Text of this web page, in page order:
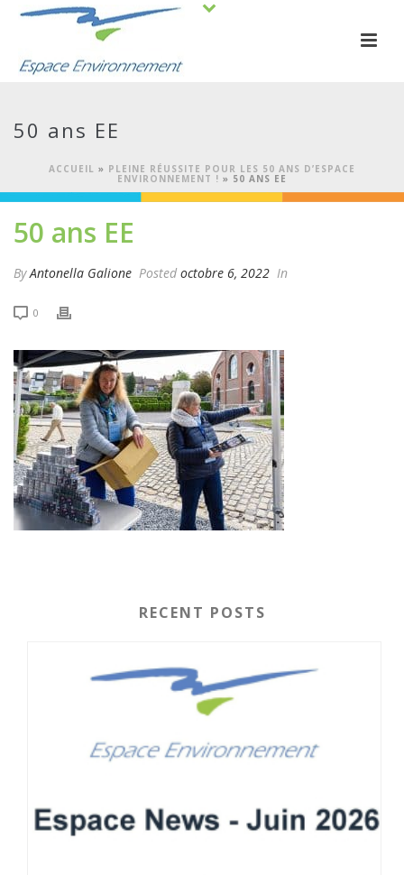
50 ans EE
ACCUEIL » PLEINE RÉUSSITE POUR LES 50 ANS D’ESPACE
ENVIRONNEMENT ! » 50 ANS EE
50 ans EE
ByAntonella Galione Posted octobre 6, 2022 In
0
RECENT POSTS